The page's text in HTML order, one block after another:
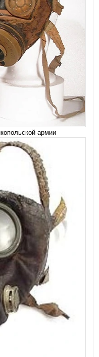
армии